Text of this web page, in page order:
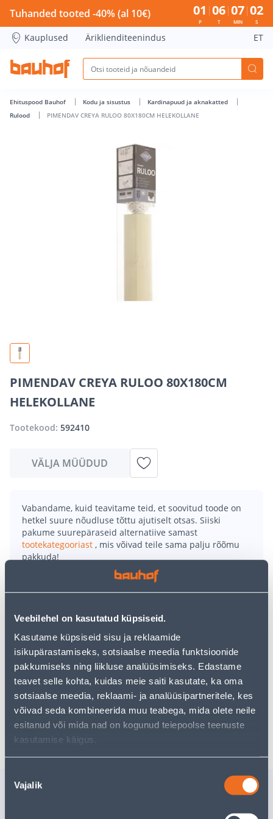
Veebilehel on kasutatud küpsiseid.
Kasutame küpsiseid sisu ja reklaamide
isikupärastamiseks, sotsiaalse meedia funktsioonide
pakkumiseks ning liikluse analüüsimiseks. Edastame
teavet selle kohta, kuidas meie saiti kasutate, ka oma
sotsiaalse meedia, reklaami- ja analüüsipartneritele, kes
võivad seda kombineerida muu teabega, mida olete neile
esitanud või mida nad on kogunud teiepoolse teenuste
kasutamise käigus.
valik
Vajalik
PIMENDAV CREYA RULOO 80X180CM HELEKOLLANE -
Tuhanded tooted -40% (al 10€) 01
P
06
T
07
MIN
02
S
Kauplused Äriklienditeenindus ET
Ehituspood Bauhof Kodu ja sisustus
Kardinapuud ja aknakatted
Rulood
PIMENDAV CREYA RULOO 80X180CM HELEKOLLANE
PIMENDAV CREYA RULOO 80X180CM
HELEKOLLANE
Tootekood: 592410
VÄLJA MÜÜDUD
Vabandame, kuid teavitame teid, et soovitud toode on
hetkel suure nõudluse tõttu ajutiselt otsas. Siiski
pakume suurepäraseid alternatiive samast
tootekategooriast , mis võivad teile sama palju rõõmu
pakkuda!
Teie ostlemisrõõm ei pea aga siin lõppema - oma
uurimistööd saate jätkata, naastes
kasutades meie võimsat otsingufunktsiooni, et leida
• Pimendavast kangast klassikaline ruloo.
• Laius 80 cm, kõrgus 180 cm, sügavus 4,5 cm. Ruloo
kangas on ligikaudu 4 cm kitsam.
• 14-päevane tagastusõigus.
Tarne pole võimalik
Sarnased tooted